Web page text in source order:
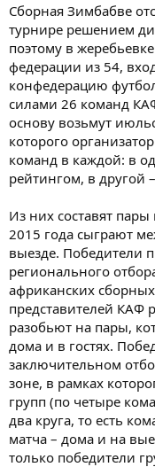
Сборная Зимбабве
турнире решением
поэтому в
федерации из 54,
конфедерацию
силами 26 команд
основу возьмут
которого
команд в каждой: в
рейтингом, в другой
Из них составят
2015 года сыграют
выезде. Победители
регионального
африканских
представителей КАФ
разобьют на пары,
дома и в гостях.
заключительном
зоне, в рамках
групп (по четыре
два круга, то есть
матча – дома и на
только победители